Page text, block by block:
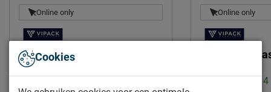
Leveranciersinformatie
Naam
Locatie
Online only
Bureau Amori
(1)
Online only
Levertijd: 2 tot
Cookies